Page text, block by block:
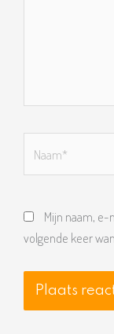
Mijn naam,
volgende keer